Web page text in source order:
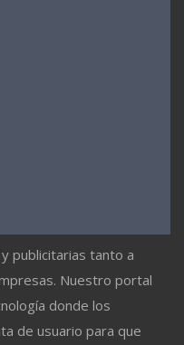
publicitarias tanto a
Nuestro portal
donde los
de usuario para que